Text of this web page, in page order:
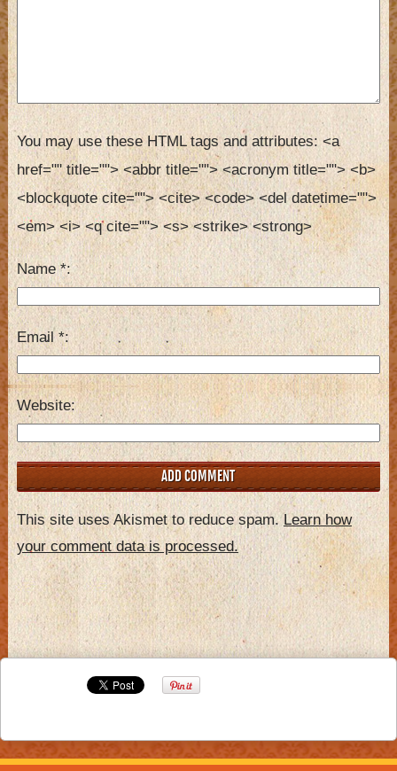
You may use these HTML tags and attributes: <a
href="" title=""> <abbr title=""> <acronym title=""> <b>
<blockquote cite=""> <cite> <code> <del datetime="">
<em> <i> <q cite=""> <s> <strike> <strong>
Name*
Email*
Website
This site uses Akismet to reduce spam. Learn how
your comment data is processed.